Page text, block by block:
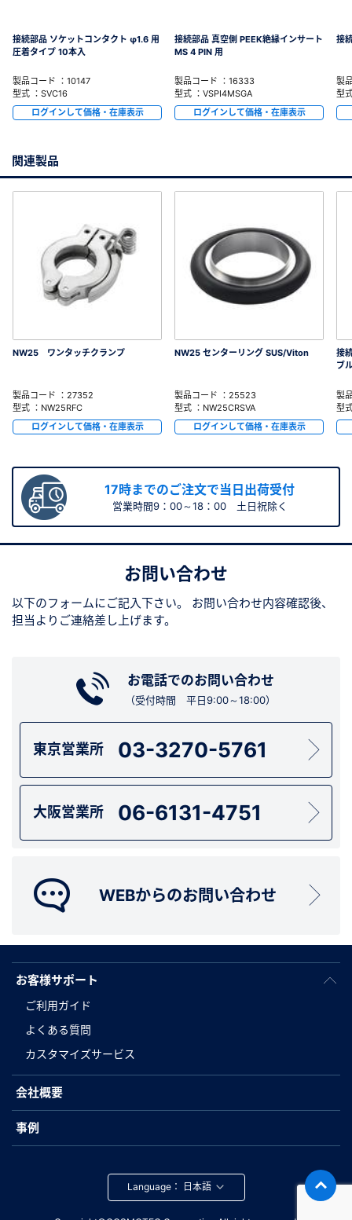
接続部品 ソケットコンタクト φ1.6 用
圧着タイプ 10本入
製品コード ：10147
型式 ：SVC16
ログインして価格・在庫表示
接続部品 真空側 PEEK絶縁インサート
MS 4 PIN 用
製品コード ：16333
型式 ：VSPI4MSGA
ログインして価格・在庫表示
接
製
型
関連製品
NW25 ワンタッチクランプ
製品コード ：27352
型式 ：NW25RFC
ログインして価格・在庫表示
NW25 センターリング SUS/Viton
製品コード ：25523
型式 ：NW25CRSVA
ログインして価格・在庫表示
接
ブ
製
型
17時までのご注文で当日出荷受付
営業時間9：00～18：00 土日祝除く
お問い合わせ
以下のフォームにご記入下さい。
お問い合わせ内容確認後、
担当よりご連絡差し上げます。
お電話でのお問い合わせ
（受付時間 平日9:00～18:00）
東京営業所 03-3270-5761
大阪営業所 06-6131-4751
WEBからのお問い合わせ
お客様サポート
ご利用ガイド
よくある質問
カスタマイズサービス
会社概要
事例
Language：